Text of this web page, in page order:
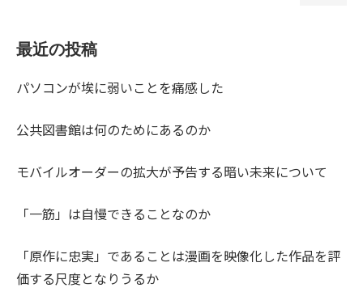
最近の投稿
パソコンが埃に弱いことを痛感した
公共図書館は何のためにあるのか
モバイルオーダーの拡大が予告する暗い未来について
「一筋」は自慢できることなのか
「原作に忠実」であることは漫画を映像化した作品を評
価する尺度となりうるか